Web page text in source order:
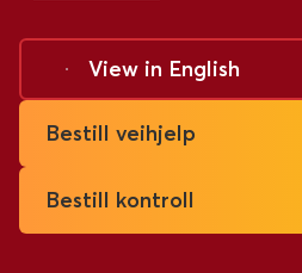
View in English
Bestill veihjelp
Bestill kontroll